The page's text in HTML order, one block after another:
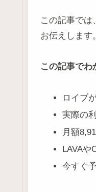
この記事では
お伝えします。
この記事でわ
ロイブ
実際の
月額
LAVAや
今すぐ